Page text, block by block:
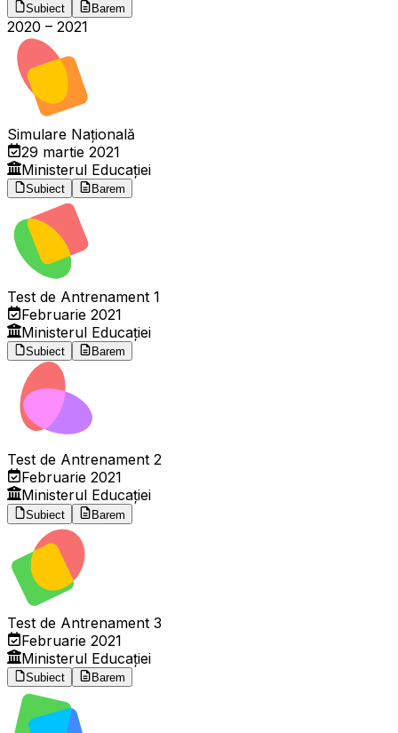
Subiect Barem
2020 – 2021
Simulare Națională
29 martie 2021
Ministerul Educației
Subiect Barem
Test de Antrenament 1
Februarie 2021
Ministerul Educației
Subiect Barem
Test de Antrenament 2
Februarie 2021
Ministerul Educației
Subiect Barem
Test de Antrenament 3
Februarie 2021
Ministerul Educației
Subiect Barem